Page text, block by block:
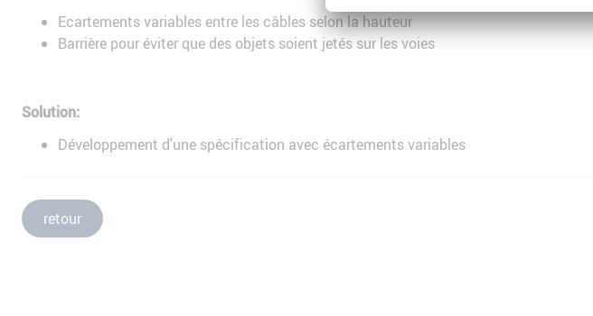
Ecartements variables entre les câbles selon la hauteur
Barrière pour éviter que des objets soient jetés sur les voies
Solution:
Développement d'une spécification avec écartements variables
retour